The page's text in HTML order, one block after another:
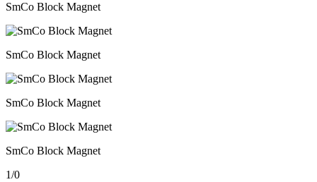
SmCo Block Magnet
SmCo Block Magnet
SmCo Block Magnet
SmCo Block Magnet
1/0